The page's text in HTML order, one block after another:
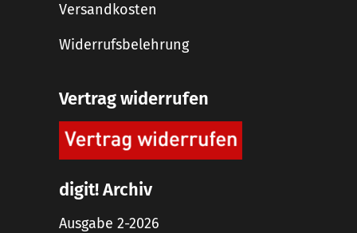
Versandkosten
Widerrufsbelehrung
Vertrag widerrufen
digit! Archiv
Ausgabe 2-2026